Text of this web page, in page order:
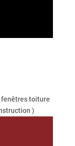
toiture
)